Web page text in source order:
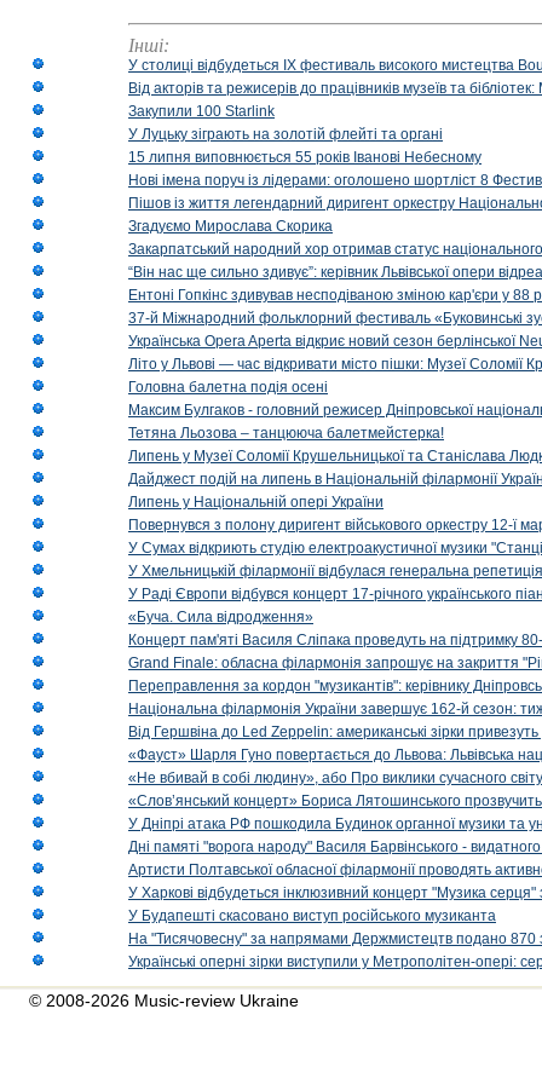
Інші:
У столиці відбудеться IX фестиваль високого мистецтва
Від акторів та режисерів до працівників музеїв та
Закупили 100 Starlink
У Луцьку зіграють на золотій флейті та органі
15 липня виповнюється 55 років Іванові Небесному
Нові імена поруч із лідерами: оголошено шортліст 8
Пішов із життя легендарний диригент оркестру
Згадуємо Мирослава Скорика
Закарпатський народний хор отримав статус національного
“Він нас ще сильно здивує”: керівник Львівської опери
Ентоні Гопкінс здивував несподіваною зміною кар'єри у 88
37-й Міжнародний фольклорний фестиваль «Буковинські
Українська Opera Aperta відкриє новий сезон берлінської
Літо у Львові — час відкривати місто пішки: Музеї Соломії
Головна балетна подія осені
Максим Булгаков - головний режисер Дніпровської
Тетяна Льозова – танцююча балетмейстерка!
Липень у Музеї Соломії Крушельницької та Станіслава
Дайджест подій на липень в Національній філармонії
Липень у Національній опері України
Повернувся з полону диригент військового оркестру 12-ї
У Сумах відкриють студію електроакустичної музики
У Хмельницькій філармонії відбулася генеральна
У Раді Європи відбувся концерт 17-річного українського
«Буча. Сила відродження»
Концерт пам'яті Василя Сліпака проведуть на підтримку
Grand Finale: обласна філармонія запрошує на закриття
Переправлення за кордон "музикантів": керівнику
Національна філармонія України завершує 162-й сезон:
Від Гершвіна до Led Zeppelin: американські зірки
«Фауст» Шарля Гуно повертається до Львова: Львівська
«Не вбивай в собі людину», або Про виклики сучасного світу
«Слов’янський концерт» Бориса Лятошинського
У Дніпрі атака РФ пошкодила Будинок органної музики та
Дні памяті "ворога народу" Василя Барвінського -
Артисти Полтавської обласної філармонії проводять
У Харкові відбудеться інклюзивний концерт "Музика
У Будапешті скасовано виступ російського музиканта
На "Тисячовесну" за напрямами Держмистецтв подано 870
Українські оперні зірки виступили у Метрополітен-опері:
© 2008-2026 Music-review Ukraine